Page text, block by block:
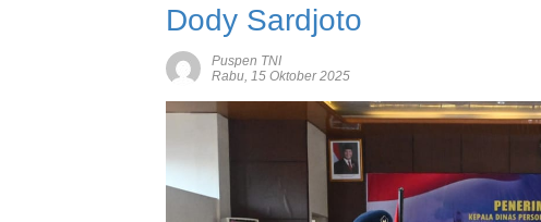
Dody Sardjoto
Puspen TNI
Rabu, 15 Oktober 2025